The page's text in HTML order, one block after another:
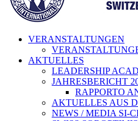
VERANSTALTUNGEN
AKTUELLES
LEADERSHIP
JAHRESBERICHT
RAPPORTO
AKTUELLES AUS
NEWS / MEDIA SI-